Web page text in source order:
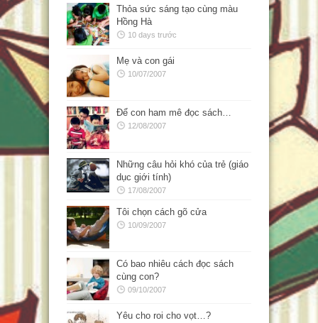
Thỏa sức sáng tạo cùng màu
Hồng Hà
10 days trước
Mẹ và con gái
10/07/2007
Để con ham mê đọc sách…
12/08/2007
Những câu hỏi khó của trẻ (giáo
dục giới tính)
17/08/2007
Tôi chọn cách gõ cửa
10/09/2007
Có bao nhiêu cách đọc sách
cùng con?
09/10/2007
Yêu cho roi cho vọt…?